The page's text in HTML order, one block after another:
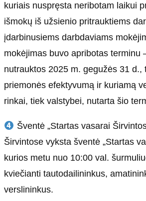
kuriais nuspręsta neribotam laikui
išmokų iš užsienio pritrauktiems
įdarbinusiems darbdaviams
mokėjimas buvo apribotas terminu
nutrauktos 2025 m. gegužės 31 d.,
priemonės efektyvumą ir kuriamą
rinkai, tiek valstybei, nutarta šio
Šventė „Startas vasarai
Širvintose vyksta šventė „Startas
kurios metu nuo 10:00 val.
kviečianti tautodailininkus,
verslininkus.